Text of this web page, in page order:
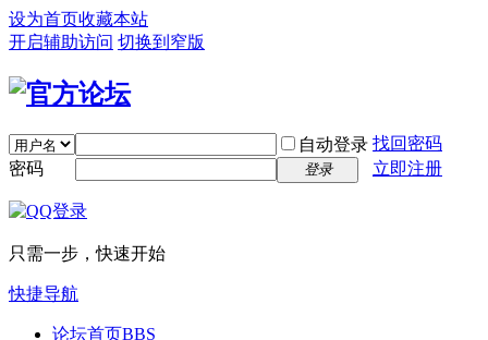
设为首页收藏本站
开启辅助访问 切换到窄版
自动登录 找回密码
密码
登录 立即注册
只需一步，快速开始
快捷导航
论坛首页BBS